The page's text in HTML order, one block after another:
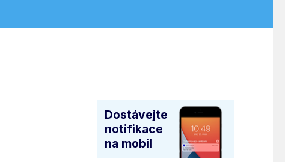
Dostávejte
notifikace
na mobil